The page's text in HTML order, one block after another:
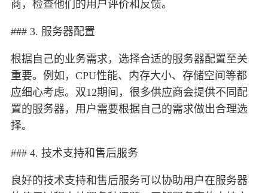
商，检查他们的用户评价和反馈。
### 3. 服务器配置
根据自己的业务需求，选择合适的服务器配置至关
重要。例如，CPU性能、内存大小、存储空间等都
应细心考虑。双12期间，很多供应商会提供不同配
置的服务器，用户需要根据自己的需求做出合理选
择。
### 4. 技术支持和售后服务
良好的技术支持和售后服务可以协助用户在服务器